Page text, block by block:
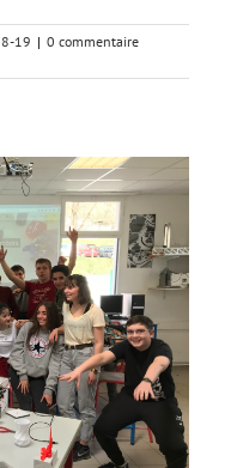
19 | 0 commentaire